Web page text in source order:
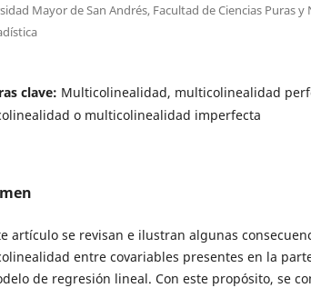
Mayor de San Andrés, Facultad de Ciencias Puras y
clave: Multicolinealidad, multicolinealidad
o multicolinealidad imperfecta
artículo se revisan e ilustran algunas
entre covariables presentes en la
de regresión lineal. Con este propósito, se